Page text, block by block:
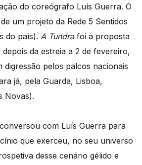
do coreógrafo Luís Guerra. O
um projeto da Rede 5 Sentidos
do país). A Tundrafoi a proposta
da estreia a 2 de fevereiro,
digressão pelos palcos nacionais
já, pela Guarda, Lisboa,
Novas).
com Luís Guerra para
que exerceu, no seu universo
desse cenário gélido e